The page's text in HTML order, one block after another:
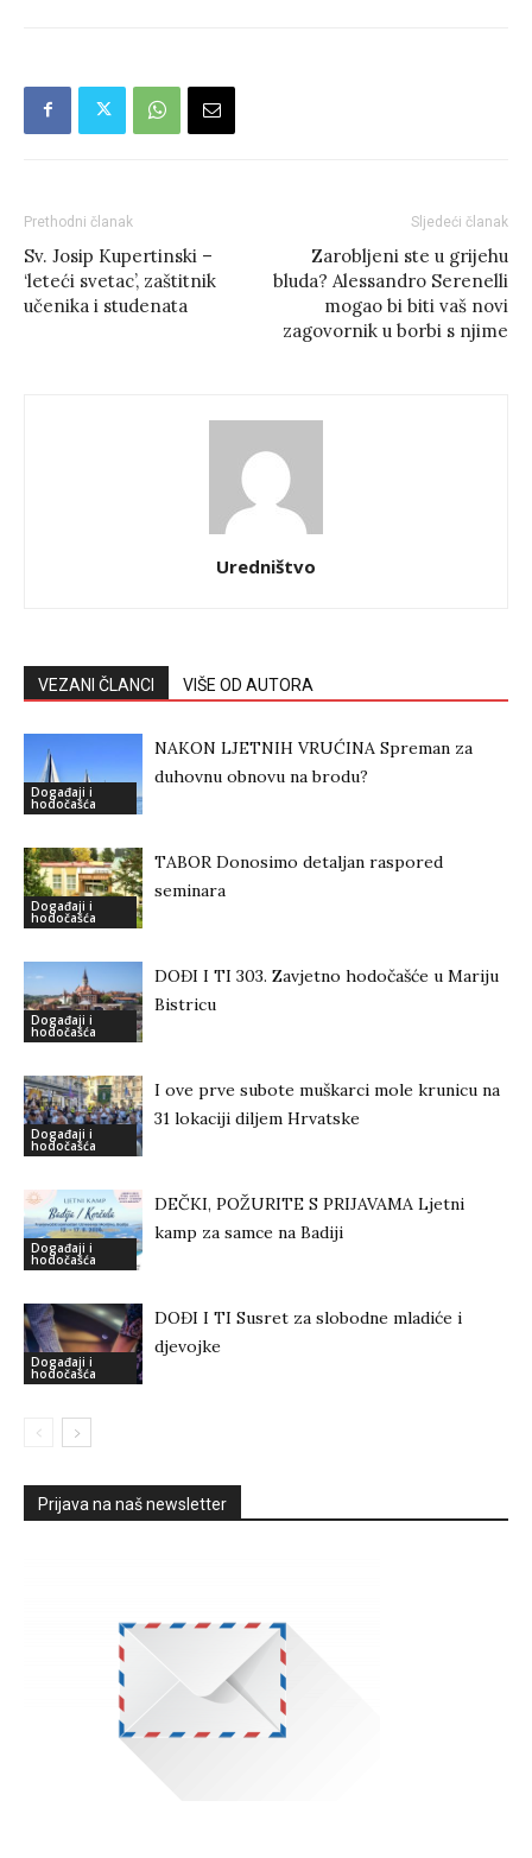
Prethodni članak
Sv. Josip Kupertinski –
‘leteći svetac’, zaštitnik
učenika i studenata
Sljedeći članak
Zarobljeni ste u grijehu
bluda? Alessandro Serenelli
mogao bi biti vaš novi
zagovornik u borbi s njime
Uredništvo
VEZANI ČLANCI VIŠE OD AUTORA
Događaji i
hodočašća
NAKON LJETNIH VRUĆINA Spreman za
duhovnu obnovu na brodu?
Događaji i
hodočašća
TABOR Donosimo detaljan raspored
seminara
Događaji i
hodočašća
DOĐI I TI 303. Zavjetno hodočašće u Mariju
Bistricu
Događaji i
hodočašća
I ove prve subote muškarci mole krunicu na
31 lokaciji diljem Hrvatske
Događaji i
hodočašća
DEČKI, POŽURITE S PRIJAVAMA Ljetni
kamp za samce na Badiji
Događaji i
hodočašća
DOĐI I TI Susret za slobodne mladiće i
djevojke
Prijava na naš newsletter